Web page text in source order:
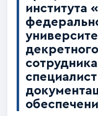
института